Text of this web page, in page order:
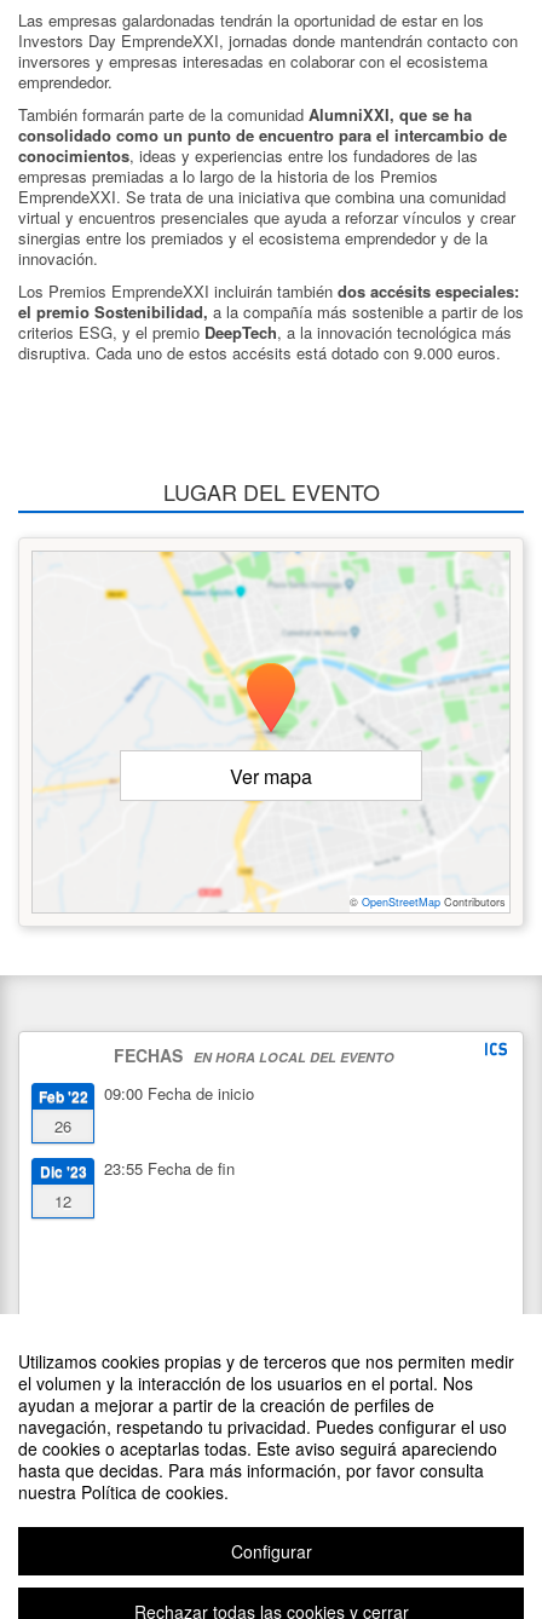
Utilizamos cookies propias y de terceros que nos permiten medir
el volumen y la interacción de los usuarios en el portal. Nos
ayudan a mejorar a partir de la creación de perfiles de
navegación, respetando tu privacidad. Puedes configurar el uso
de cookies o aceptarlas todas. Este aviso seguirá apareciendo
hasta que decidas. Para más información, por favor consulta
nuestra Política de cookies.
Configurar
Rechazar todas las cookies y cerrar
Las empresas galardonadas tendrán la oportunidad de estar en los
Investors Day EmprendeXXI, jornadas donde mantendrán contacto con
inversores y empresas interesadas en colaborar con el ecosistema
emprendedor.
También formarán parte de la comunidad AlumniXXI, que se ha
consolidado como un punto de encuentro para el intercambio de
conocimientos, ideas y experiencias entre los fundadores de las
empresas premiadas a lo largo de la historia de los Premios
EmprendeXXI. Se trata de una iniciativa que combina una comunidad
virtual y encuentros presenciales que ayuda a reforzar vínculos y crear
sinergias entre los premiados y el ecosistema emprendedor y de la
innovación.
Los Premios EmprendeXXI incluirán también dos accésits especiales:
el premio Sostenibilidad, a la compañía más sostenible a partir de los
criterios ESG, y el premio DeepTech, a la innovación tecnológica más
disruptiva. Cada uno de estos accésits está dotado con 9.000 euros.
LUGAR DEL EVENTO
Ver mapa
© OpenStreetMap Contributors
FECHAS EN HORA LOCAL DEL EVENTO
Feb '22
26
09:00 Fecha de inicio
Dic '23
12
23:55 Fecha de fin
DIFUNDE TU EVENTO PONIENDO EL SIGUIENTE CÓDIGO
EN TU SITIO